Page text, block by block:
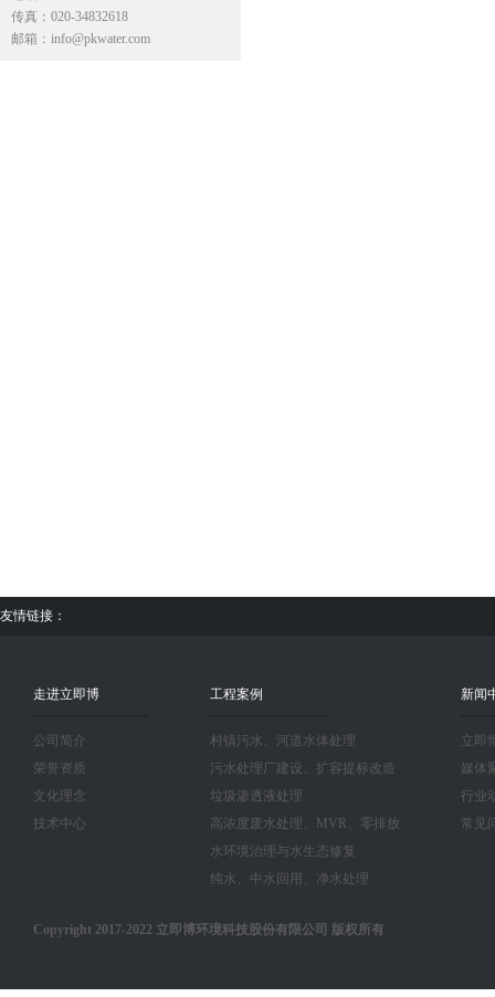
传真：020-34832618
邮箱：info@pkwater.com
友情链接：
走进立即博
公司简介
荣誉资质
文化理念
技术中心
工程案例
村镇污水、河道水体处理
污水处理厂建设、扩容提标改造
垃圾渗透液处理
高浓度废水处理、MVR、零排放
水环境治理与水生态修复
纯水、中水回用、净水处理
新闻
立即
媒体
行业
常见
Copyright 2017-2022 立即博环境科技股份有限公司 版权所有